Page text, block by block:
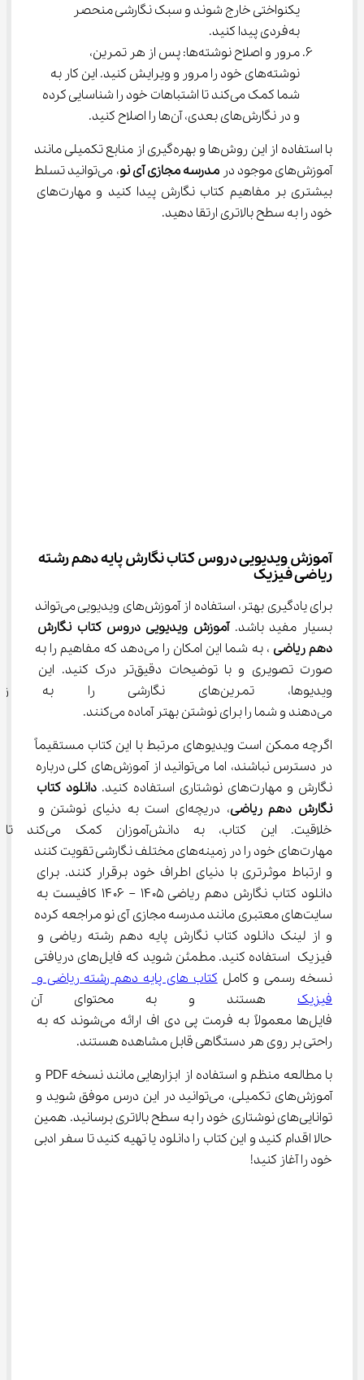
یکنواختی خارج شوند و سبک نگارشی منحصر
به‌فردی پیدا کنید.
مرور و اصلاح نوشته‌ها: پس از هر تمرین،
نوشته‌های خود را مرور و ویرایش کنید. این کار به
شما کمک می‌کند تا اشتباهات خود را شناسایی کرده
و در نگارش‌های بعدی، آن‌ها را اصلاح کنید.
با استفاده از این روش‌ها و بهره‌گیری از منابع تکمیلی مانند
آموزش‌های موجود در
مدرسه مجازی آی نو
، می‌توانید تسلط
بیشتری بر مفاهیم کتاب نگارش پیدا کنید و مهارت‌های
خود را به سطح بالاتری ارتقا دهید.
آموزش ویدیویی دروس کتاب نگارش پایه دهم رشته
ریاضی فیزیک
برای یادگیری بهتر، استفاده از آموزش‌های ویدیویی می‌تواند
بسیار مفید باشد. آموزش ویدیویی دروس کتاب نگارش
دهم ریاضی
، به شما این امکان را می‌دهد که مفاهیم را به
صورت تصویری و با توضیحات دقیق‌تر درک کنید. این
ویدیوها، تمرین‌های نگارشی
می‌دهند و شما را برای نوشتن بهتر آماده می‌کنند.
اگرچه ممکن است ویدیوهای مرتبط با این کتاب مستقیماً
در دسترس نباشند، اما می‌توانید از آموزش‌های کلی درباره
نگارش و مهارت‌های نوشتاری استفاده کنید.
دانلود کتاب
نگارش دهم ریاضی
، دریچه‌ای است به دنیای نوشتن و
خلاقیت. این کتاب، به دانش‌آموزان کمک می‌کند تا
مهارت‌های خود را در زمینه‌های مختلف نگارشی تقویت کنند
و ارتباط موثرتری با دنیای اطراف خود برقرار کنند. برای
دانلود کتاب نگارش دهم ریاضی ۱۴۰۵ – ۱۴۰۶ کافیست به
سایت‌های معتبری مانند مدرسه مجازی آی نو مراجعه کرده
و از لینک دانلود کتاب نگارش پایه دهم رشته ریاضی و
فیزیک استفاده کنید. مطمئن شوید که فایل‌های دریافتی
نسخه رسمی و کامل کتاب های پایه دهم رشته ریاضی و
فیزیک هستند و به محتوای آن
فایل‌ها معمولاً به فرمت پی دی اف ارائه می‌شوند که به
راحتی بر روی هر دستگاهی قابل مشاهده هستند.
با مطالعه منظم و استفاده از ابزارهایی مانند نسخه PDF و
آموزش‌های تکمیلی، می‌توانید در این درس موفق شوید و
توانایی‌های نوشتاری خود را به سطح بالاتری برسانید. همین
حالا اقدام کنید و این کتاب را دانلود یا تهیه کنید تا سفر ادبی
خود را آغاز کنید!